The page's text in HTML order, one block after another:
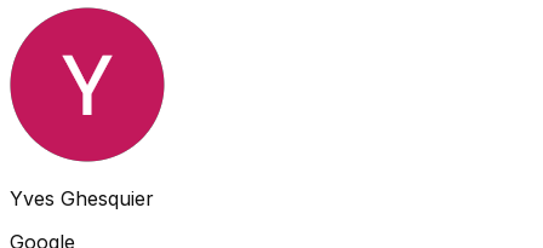
Yves Ghesquier
Google